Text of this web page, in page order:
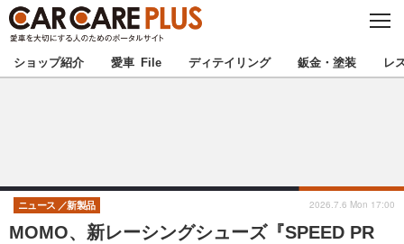
C
S
E
★カーケアプラス認定★ 厳選プロショップを地域から探す
甲信越 北陸
東海 関西
ショップ紹介 愛車 File ディテイリング 鈑金・塗装 レ
MOMO、新レーシングシューズ『SPEED PR
ニュース 新製品 2026.7.6 Mon 17:00